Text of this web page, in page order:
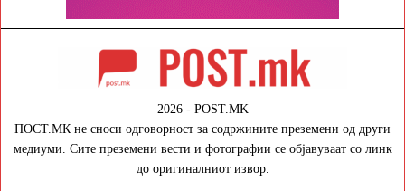
2026 - POST.MK
ПОСТ.МК не сноси одговорност за содржините преземени од други
медиуми. Сите преземени вести и фотографии се објавуваат со линк
до оригиналниот извор.